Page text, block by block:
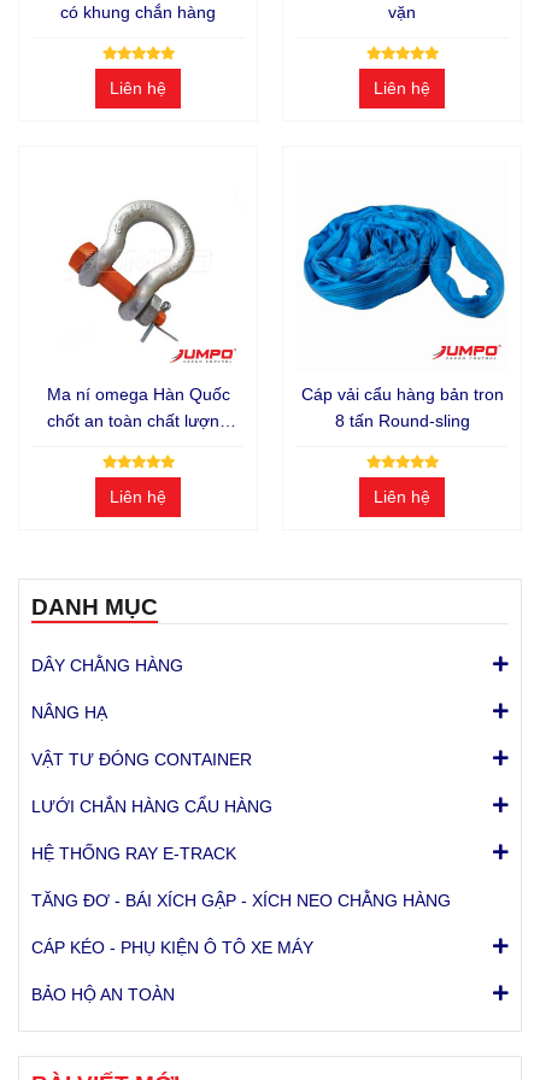
có khung chắn hàng
Liên hệ
vặn
Liên hệ
Ma ní omega Hàn Quốc
chốt an toàn chất lượng
Liên hệ
Cáp vải cẩu hàng bản tron
8 tấn Round-sling
Liên hệ
DANH MỤC
DÂY CHẰNG HÀNG
NÂNG HẠ
VẬT TƯ ĐÓNG CONTAINER
LƯỚI CHẮN HÀNG CẨU HÀNG
HỆ THỐNG RAY E-TRACK
TĂNG ĐƠ - BÁI XÍCH GẬP - XÍCH NEO CHẰNG HÀNG
CÁP KÉO - PHỤ KIỆN Ô TÔ XE MÁY
BẢO HỘ AN TOÀN